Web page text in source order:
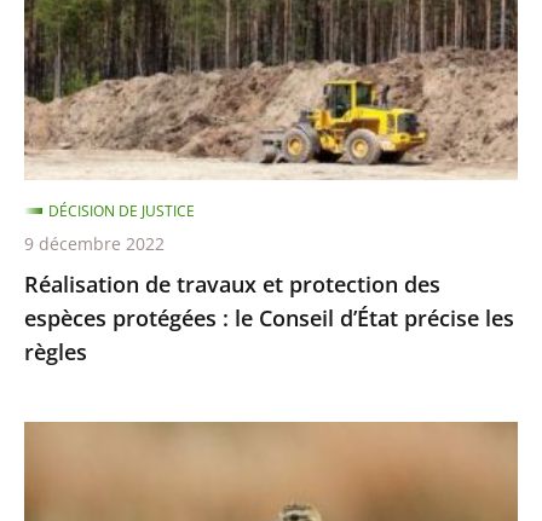
protection
des
espèces
protégées
:
le
Conseil
d’État
précise
les
règles
Réalisation de travaux et protection des
espèces protégées : le Conseil d’État précise les
règles
DÉCISION DE JUSTICE
9 décembre 2022